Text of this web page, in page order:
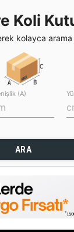
Koli
kolayca
(A)
ARA